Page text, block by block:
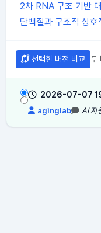
2차 RNA 구조 기반
단백질과 구조적 상
선택한 버전 비교 두
2026-07-07
aginglab AI 자